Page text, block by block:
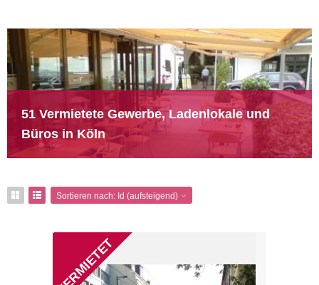
51 Vermietete Gewerbe, Ladenlokale und
Büros in Köln
Sortieren nach: Id (aufsteigend)